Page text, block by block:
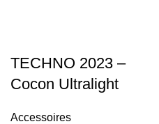
TECHNO 2023 –
Cocon Ultralight
Accessoires